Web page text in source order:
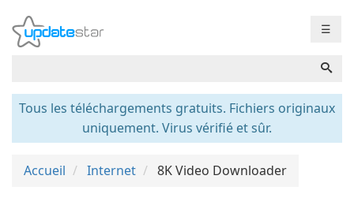
☰
Tous les téléchargements gratuits. Fichiers originaux
uniquement. Virus vérifié et sûr.
Accueil Internet 8K Video Downloader